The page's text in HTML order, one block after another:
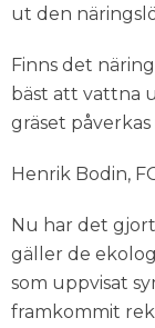
ut den
Finns det
bäst att vattna
gräset
Henrik Bodin,
Nu har det
gäller de
som uppvisat
framkommit